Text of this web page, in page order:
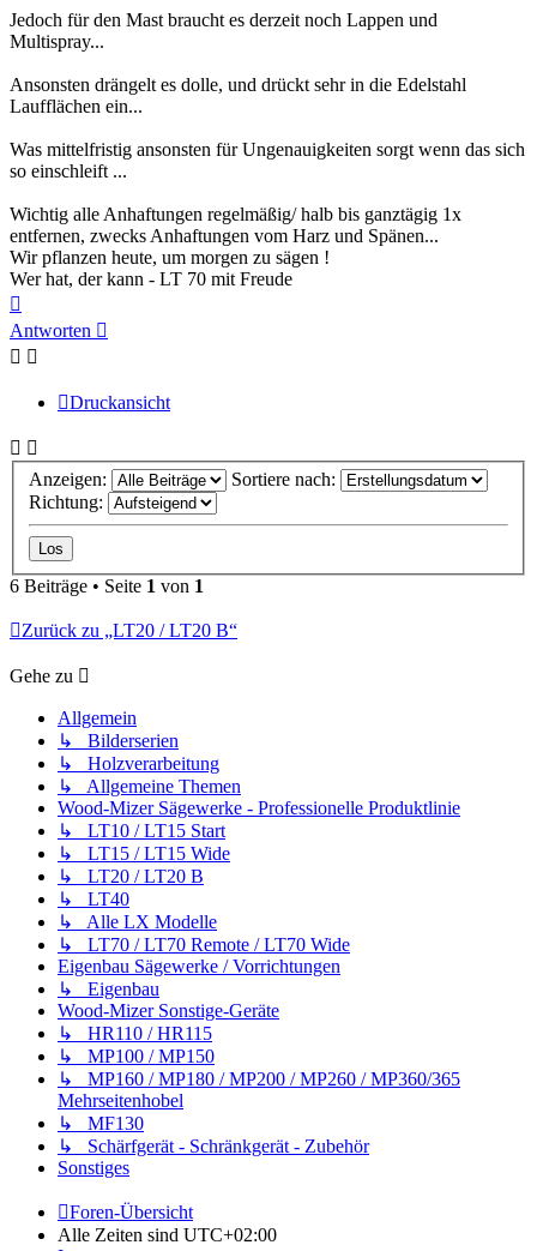
Jedoch für den Mast braucht es derzeit noch Lappen und
Multispray...
Ansonsten drängelt es dolle, und drückt sehr in die Edelstahl
Laufflächen ein...
Was mittelfristig ansonsten für Ungenauigkeiten sorgt wenn das sich
so einschleift ...
Wichtig alle Anhaftungen regelmäßig/ halb bis ganztägig 1x
entfernen, zwecks Anhaftungen vom Harz und Spänen...
Wir pflanzen heute, um morgen zu sägen !
Wer hat, der kann - LT 70 mit Freude
oben
Antworten
Druckansicht
Anzeigen:
Sortiere nach:
Richtung:
6 Beiträge • Seite 1 von 1
Zurück zu „LT20 / LT20 B“
Gehe zu
Allgemein
↳ Bilderserien
↳ Holzverarbeitung
↳ Allgemeine Themen
Wood-Mizer Sägewerke - Professionelle Produktlinie
↳ LT10 / LT15 Start
↳ LT15 / LT15 Wide
↳ LT20 / LT20 B
↳ LT40
↳ Alle LX Modelle
↳ LT70 / LT70 Remote / LT70 Wide
Eigenbau Sägewerke / Vorrichtungen
↳ Eigenbau
Wood-Mizer Sonstige-Geräte
↳ HR110 / HR115
↳ MP100 / MP150
↳ MP160 / MP180 / MP200 / MP260 / MP360/365
Mehrseitenhobel
↳ MF130
↳ Schärfgerät - Schränkgerät - Zubehör
Sonstiges
Foren-Übersicht
Alle Zeiten sind UTC+02:00